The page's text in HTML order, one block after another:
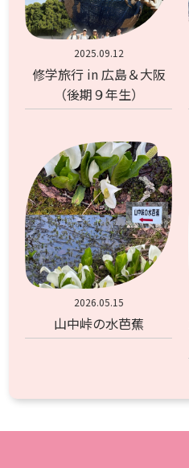
2025.09.12
修学旅行 in 広島＆大阪
（後期９年生）
2026.05.15
山中峠の水芭蕉